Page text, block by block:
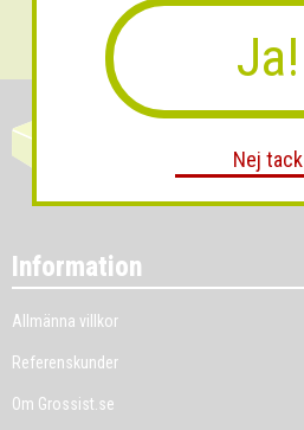
Information
Allmänna villkor
Referenskunder
Om Grossist.se
Ja!
Nej tack